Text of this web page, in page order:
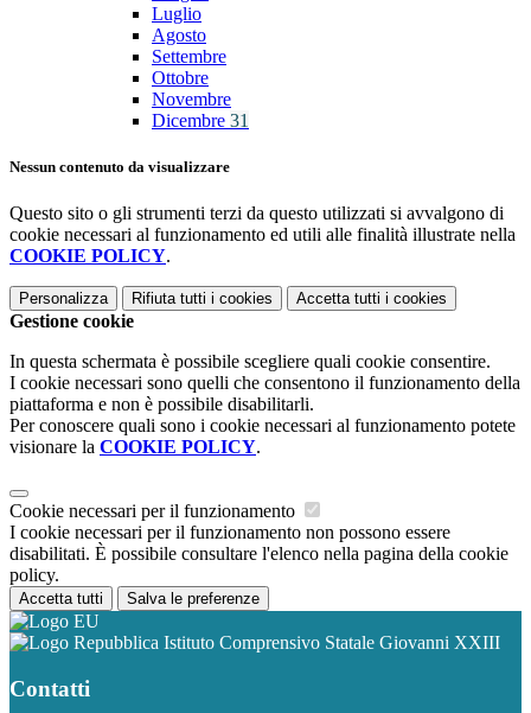
Luglio
Agosto
Settembre
Ottobre
Novembre
Dicembre 31
Nessun contenuto da visualizzare
Questo sito o gli strumenti terzi da questo utilizzati si avvalgono di
cookie necessari al funzionamento ed utili alle finalità illustrate nella
COOKIE POLICY.
Personalizza Rifiuta tutti i cookies Accetta tutti i cookies
Gestione cookie
In questa schermata è possibile scegliere quali cookie consentire.
I cookie necessari sono quelli che consentono il funzionamento della
piattaforma e non è possibile disabilitarli.
Per conoscere quali sono i cookie necessari al funzionamento potete
visionare la COOKIE POLICY.
Cookie necessari per il funzionamento
I cookie necessari per il funzionamento non possono essere
disabilitati. È possibile consultare l'elenco nella pagina della cookie
policy.
Accetta tutti Salva le preferenze
Istituto Comprensivo Statale Giovanni XXIII
Contatti